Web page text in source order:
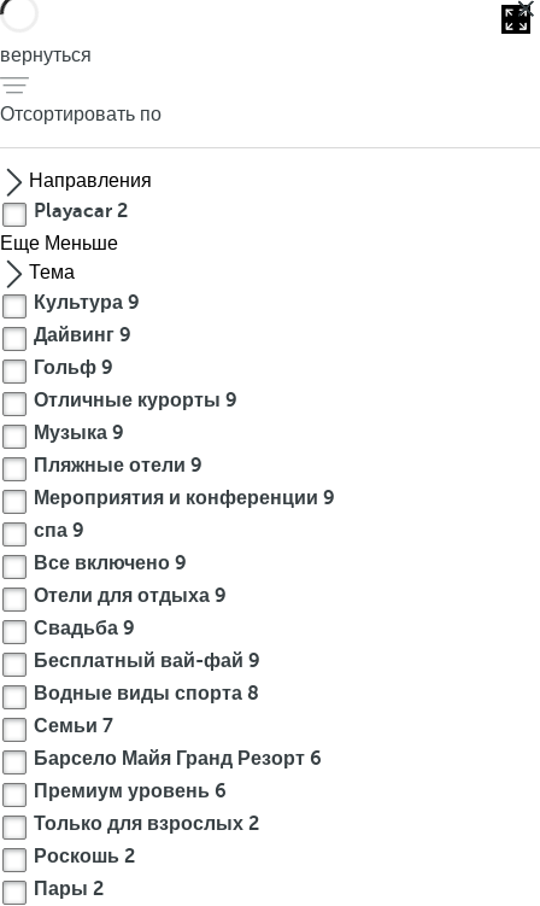
вернуться
Отсортировать по
Направления
Playacar 2
Еще Меньше
Тема
Культура 9
Дайвинг 9
Гольф 9
Отличные курорты 9
Музыка 9
Пляжные отели 9
Мероприятия и конференции 9
спа 9
Все включено 9
Отели для отдыха 9
Свадьба 9
Бесплатный вай-фай 9
Водные виды спорта 8
Семьи 7
Барсело Майя Гранд Резорт 6
Премиум уровень 6
Только для взрослых 2
Роскошь 2
Пары 2
р
а
-
М
а
й
я
с
л
а
в
и
т
с
с
в
о
и
м
н
а
с
е
д
и
е
м